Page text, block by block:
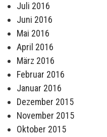
Juli 2016
Juni 2016
Mai 2016
April 2016
März 2016
Februar 2016
Januar 2016
Dezember 2015
November 2015
Oktober 2015